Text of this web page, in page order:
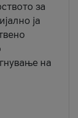
за
ја
на